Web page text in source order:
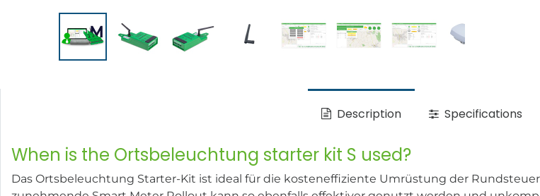
Description Specifications
When is the Ortsbeleuchtung starter kit S used?
Das Ortsbeleuchtung Starter-Kit ist ideal für die kosteneffiziente Umrüstung der